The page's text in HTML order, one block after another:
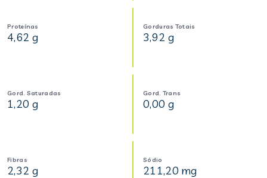
Proteínas
4,62 g
Gorduras Totais
3,92 g
Gord. Saturadas
1,20 g
Gord. Trans
0,00 g
Fibras
2,32 g
Sódio
211,20 mg